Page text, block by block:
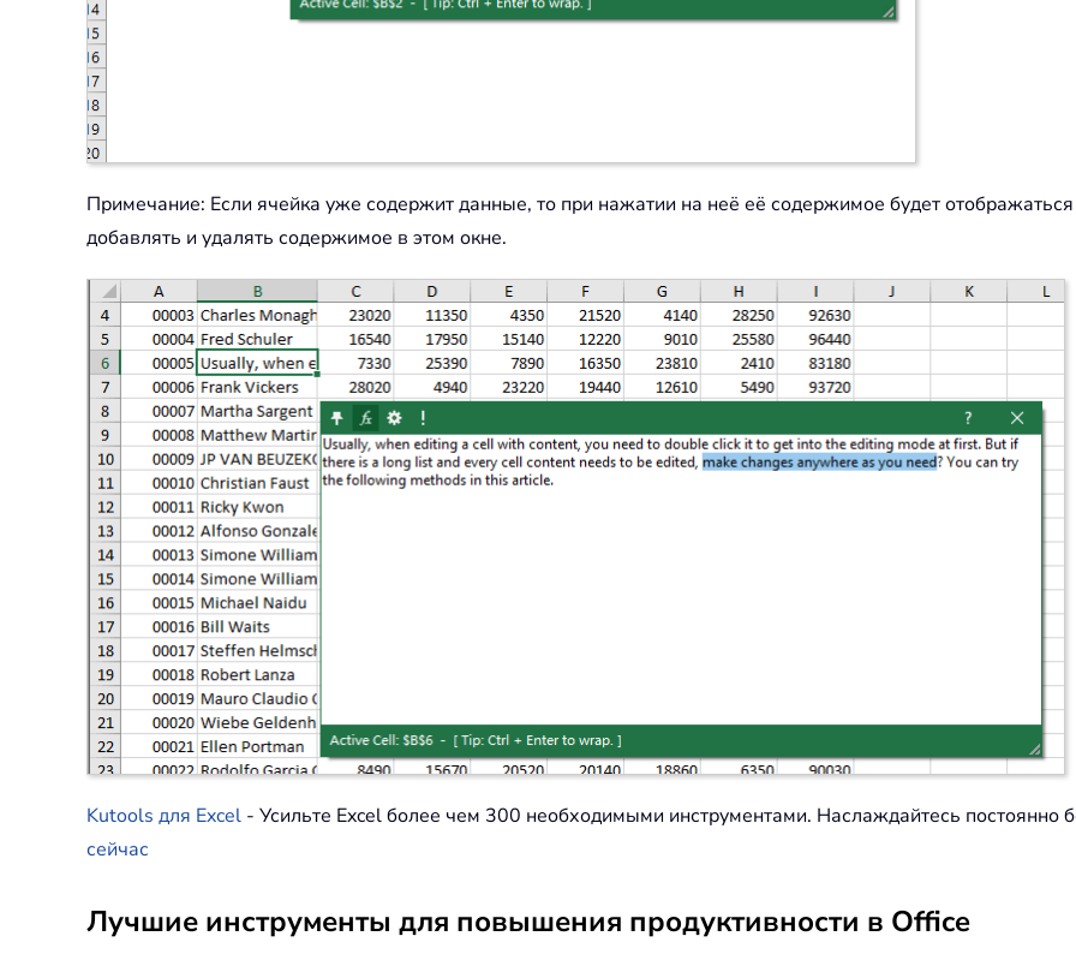
Примечание: Если ячейка уже содержит данные, то при нажатии на неё её содержимое будет
добавлять и удалять содержимое в этом окне.
Kutools для Excel - Усильте Excel более чем 300 необходимыми инструментами. Наслаждайтесь
сейчас
Лучшие инструменты для повышения продуктивности в Office